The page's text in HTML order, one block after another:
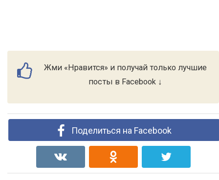
Жми «Нравится» и получай только лучшие
посты в Facebook ↓
Поделиться на Facebook